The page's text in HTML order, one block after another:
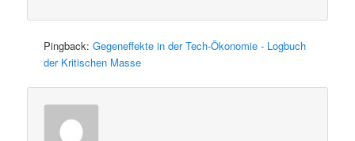
Pingback:Gegeneffekte in der Tech-Ökonomie - Logbuch
der Kritischen Masse